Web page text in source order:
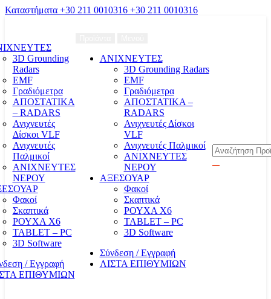
Καταστήματα +30 211 0010316 +30 211 0010316
3D Grounding
Radars
EMF
Γραδιόμετρα
ΑΠΟΣΤΑΤΙΚΑ
– RADARS
Ανιχνευτές
Δίσκοι VLF
Ανιχνευτές
Παλμικοί
ΑΝΙΧΝΕΥΤΕΣ
ΝΕΡΟΥ
Φακοί
Σκαπτικά
ΡΟΥΧΑ Χ6
TABLET – PC
3D Software
/ Εγγραφή
ΕΠΙΘΥΜΙΩΝ
ΑΝΙΧΝΕΥΤΕΣ
3D Grounding Radars
EMF
Γραδιόμετρα
ΑΠΟΣΤΑΤΙΚΑ –
RADARS
Ανιχνευτές Δίσκοι
VLF
Ανιχνευτές Παλμικοί
ΑΝΙΧΝΕΥΤΕΣ
ΝΕΡΟΥ
ΑΞΕΣΟΥΑΡ
Φακοί
Σκαπτικά
ΡΟΥΧΑ Χ6
TABLET – PC
3D Software
Σύνδεση / Εγγραφή
ΛΙΣΤΑ ΕΠΙΘΥΜΙΩΝ
Αναζήτηση